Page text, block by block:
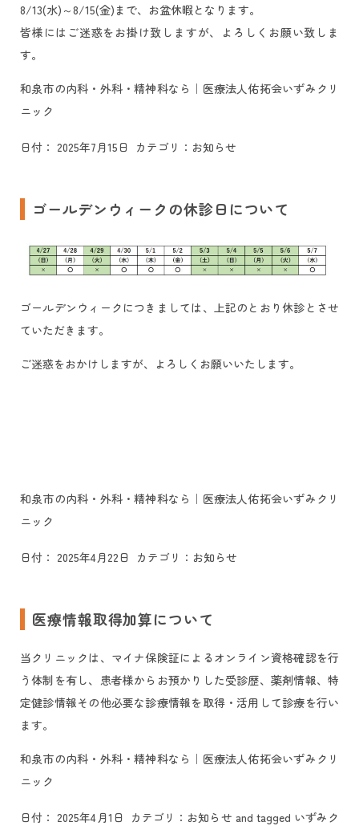
8/13(水)～8/15(金)まで、お盆休暇となります。
皆様にはご迷惑をお掛け致しますが、よろしくお願い致しま
す。
和泉市の内科・外科・精神科なら｜医療法人佑拓会いずみクリ
ニック
日付： 2025年7月15日 カテゴリ： お知らせ
ゴールデンウィークの休診日について
ゴールデンウィークにつきましては、上記のとおり休診とさせ
ていただきます。
ご迷惑をおかけしますが、よろしくお願いいたします。
和泉市の内科・外科・精神科なら｜医療法人佑拓会いずみクリ
ニック
日付： 2025年4月22日 カテゴリ： お知らせ
医療情報取得加算について
当クリニックは、マイナ保険証によるオンライン資格確認を行
う体制を有し、患者様からお預かりした受診歴、薬剤情報、特
定健診情報その他必要な診療情報を取得・活用して診療を行い
ます。
和泉市の内科・外科・精神科なら｜医療法人佑拓会いずみクリ
ニック
日付：2025年4月1日 カテゴリ： お知らせ and tagged いずみク